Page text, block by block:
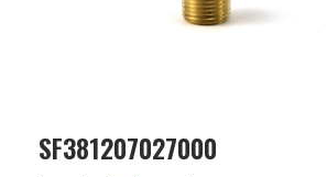
SF381207027000